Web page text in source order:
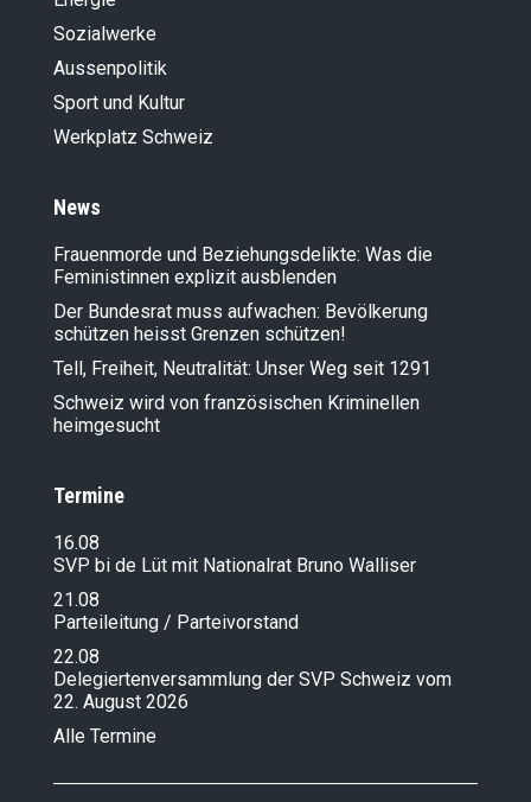
Sozialwerke
Aussenpolitik
Sport und Kultur
Werkplatz Schweiz
News
Frauenmorde und Beziehungsdelikte: Was die
Feministinnen explizit ausblenden
Der Bundesrat muss aufwachen: Bevölkerung
schützen heisst Grenzen schützen!
Tell, Freiheit, Neutralität: Unser Weg seit 1291
Schweiz wird von französischen Kriminellen
heimgesucht
Termine
16.08
SVP bi de Lüt mit Nationalrat Bruno Walliser
21.08
Parteileitung / Parteivorstand
22.08
Delegiertenversammlung der SVP Schweiz vom
22. August 2026
Alle Termine